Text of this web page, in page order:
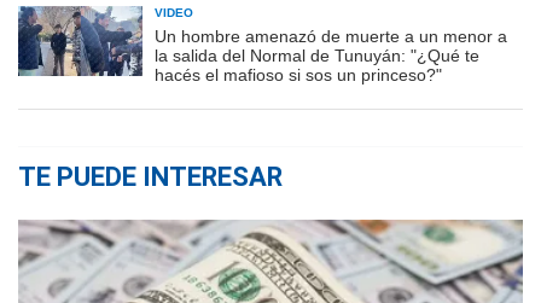
VIDEO
Un hombre amenazó de muerte a un menor a
la salida del Normal de Tunuyán: "¿Qué te
hacés el mafioso si sos un princeso?"
TE PUEDE INTERESAR